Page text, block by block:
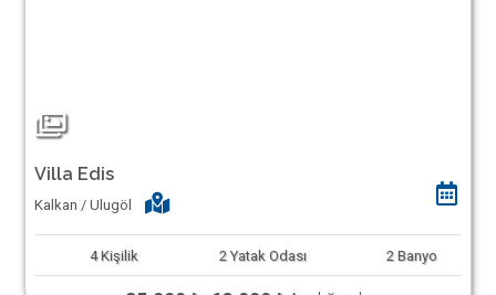
Villa Edis
Kalkan / Ulugöl
4 Kişilik 2 Yatak Odası 2 Banyo